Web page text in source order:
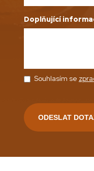
Doplňující
Souhlasím se